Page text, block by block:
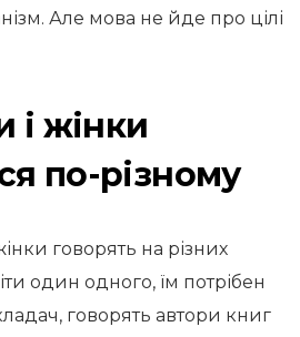
Але мова не йде про цілі
і жінки
по-різному
говорять на різних
один одного, їм потрібен
говорять автори книг